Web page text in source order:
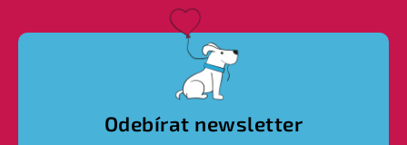
Odebírat newsletter